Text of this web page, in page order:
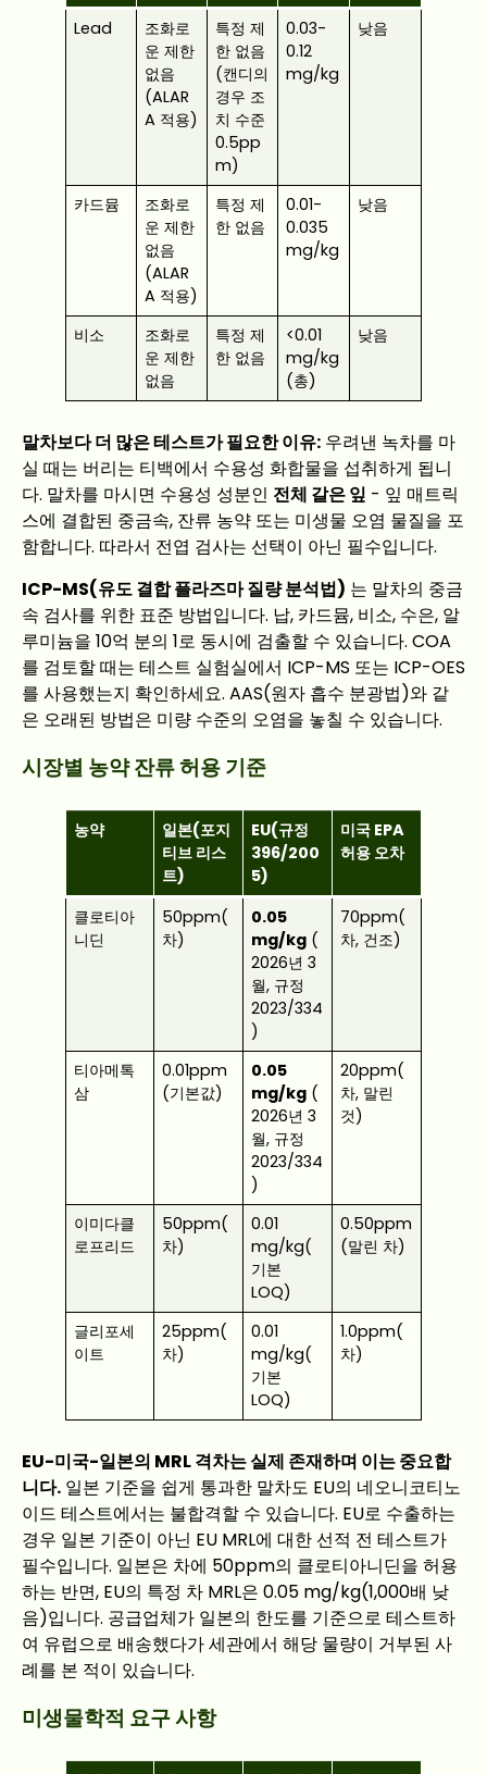
Lead
조화로
운 제한
없음
(ALAR
A 적용)
특정 제
한 없음
(캔디의
경우 조
치 수준
0.5pp
m)
0.03-
0.12
mg/kg
낮음
카드뮴
조화로
운 제한
없음
(ALAR
A 적용)
특정 제
한 없음
0.01-
0.035
mg/kg
낮음
비소
조화로
운 제한
없음
특정 제
한 없음
<0.01
mg/kg
(총)
낮음
말차보다 더 많은 테스트가 필요한 이유: 우려낸 녹차를 마
실 때는 버리는 티백에서 수용성 화합물을 섭취하게 됩니
다. 말차를 마시면 수용성 성분인 전체 갈은 잎 - 잎 매트릭
스에 결합된 중금속, 잔류 농약 또는 미생물 오염 물질을 포
함합니다. 따라서 전엽 검사는 선택이 아닌 필수입니다.
ICP-MS(유도 결합 플라즈마 질량 분석법) 는 말차의 중금
속 검사를 위한 표준 방법입니다. 납, 카드뮴, 비소, 수은, 알
루미늄을 10억 분의 1로 동시에 검출할 수 있습니다. COA
를 검토할 때는 테스트 실험실에서 ICP-MS 또는 ICP-OES
를 사용했는지 확인하세요. AAS(원자 흡수 분광법)와 같
은 오래된 방법은 미량 수준의 오염을 놓칠 수 있습니다.
시장별 농약 잔류 허용 기준
농약
일본(포지
티브 리스
트)
EU(규정
396/200
5)
미국 EPA
허용 오차
클로티아
니딘
50ppm(
차)
0.05
mg/kg (
2026년 3
월, 규정
2023/334
)
70ppm(
차, 건조)
티아메톡
삼
0.01ppm
(기본값)
0.05
mg/kg (
2026년 3
월, 규정
2023/334
)
20ppm(
차, 말린
것)
이미다클
로프리드
50ppm(
차)
0.01
mg/kg(
기본
LOQ)
0.50ppm
(말린 차)
글리포세
이트
25ppm(
차)
0.01
mg/kg(
기본
LOQ)
1.0ppm(
차)
EU-미국-일본의 MRL 격차는 실제 존재하며 이는 중요합
니다. 일본 기준을 쉽게 통과한 말차도 EU의 네오니코티노
이드 테스트에서는 불합격할 수 있습니다. EU로 수출하는
경우 일본 기준이 아닌 EU MRL에 대한 선적 전 테스트가
필수입니다. 일본은 차에 50ppm의 클로티아니딘을 허용
하는 반면, EU의 특정 차 MRL은 0.05 mg/kg(1,000배 낮
음)입니다. 공급업체가 일본의 한도를 기준으로 테스트하
여 유럽으로 배송했다가 세관에서 해당 물량이 거부된 사
례를 본 적이 있습니다.
미생물학적 요구 사항